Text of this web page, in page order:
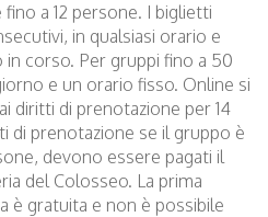
a 12 persone. I biglietti
in qualsiasi orario e
in corso. Per gruppi fino a 50
e un orario fisso. Online si
diritti di prenotazione per 14
di prenotazione se il gruppo è
devono essere pagati il
del Colosseo. La prima
è gratuita e non è possibile